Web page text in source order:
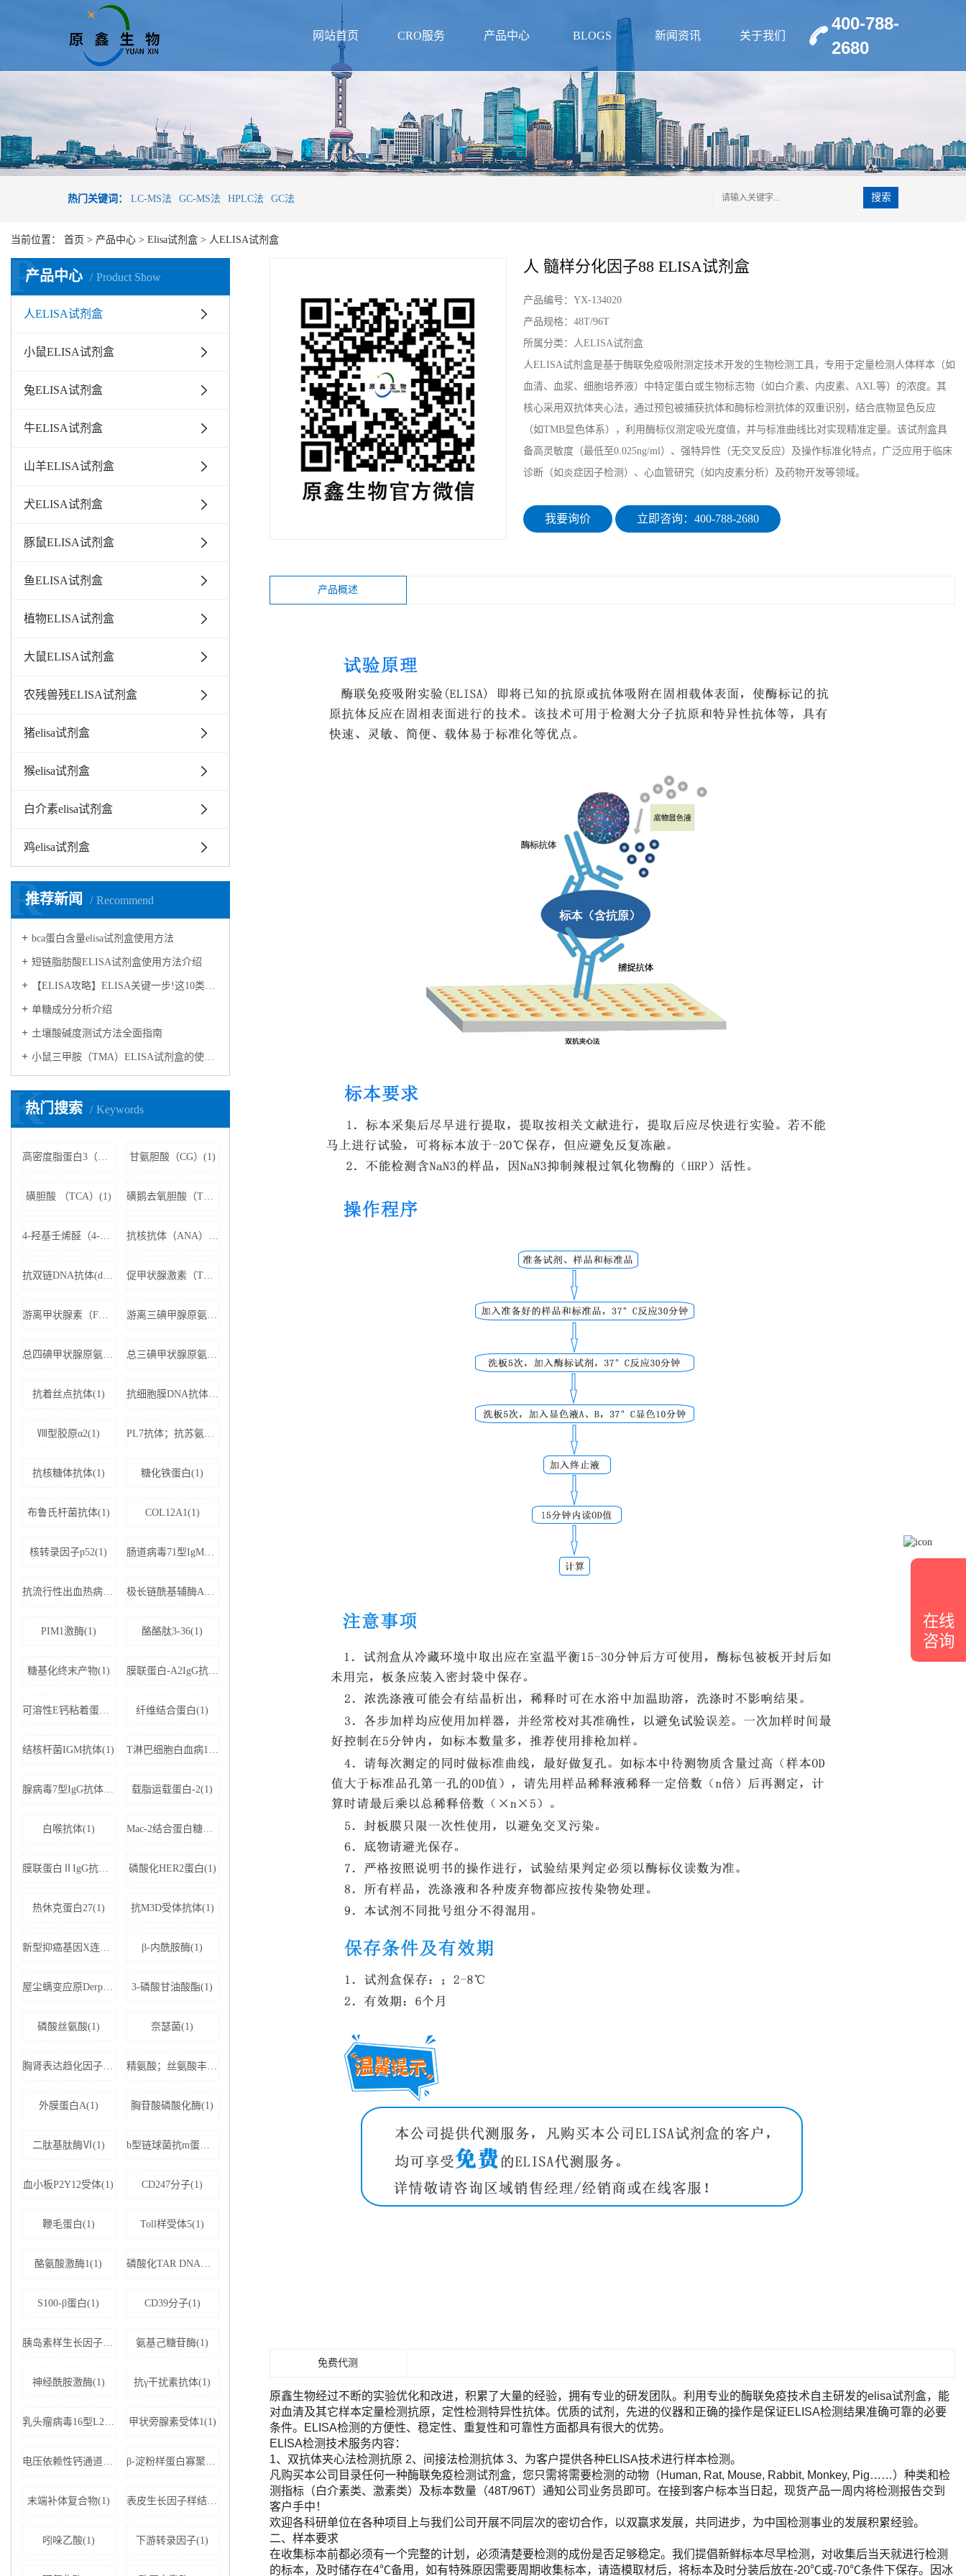
网站首页 CRO服务 产品中心 BLOGS 新闻资讯 关于我们
400-788-
2680
热门关键词： LC-MS法 GC-MS法 HPLC法 GC法 搜索
当前位置： 首页 > 产品中心 > Elisa试剂盒 > 人ELISA试剂盒
产品中心 Product Show
P
人ELISA试剂盒
小鼠ELISA试剂盒
兔ELISA试剂盒
牛ELISA试剂盒
山羊ELISA试剂盒
犬ELISA试剂盒
豚鼠ELISA试剂盒
鱼ELISA试剂盒
植物ELISA试剂盒
大鼠ELISA试剂盒
农残兽残ELISA试剂盒
猪elisa试剂盒
猴elisa试剂盒
白介素elisa试剂盒
鸡elisa试剂盒
推荐新闻 Recommend
R
bca蛋白含量elisa试剂盒使用方法
短链脂肪酸ELISA试剂盒使用方法介绍
【ELISA攻略】ELISA关键一步!这10类样品要如何处理?
​单糖成分分析介绍
​土壤酸碱度测试方法全面指南
小鼠三甲胺（TMA）ELISA试剂盒的使用方法
热门搜索 Keywords
K
高密度脂蛋白3（HDL3）(1) 甘氨胆酸（CG）(1)
磺胆酸 （TCA）(1) 磺鹅去氧胆酸（TCDCA）(1)
4-羟基壬烯醛（4-HNE）(1) 抗核抗体（ANA）(1)
抗双链DNA抗体(dsDNA)(1) 促甲状腺激素（TSH）(1)
游离甲状腺素（FT4）(1) 游离三碘甲腺原氨酸（FT3）(1)
总四碘甲状腺原氨酸（TT4）(1) 总三碘甲状腺原氨酸（TT3)(1)
抗着丝点抗体(1) 抗细胞膜DNA抗体(1)
Ⅷ型胶原α2(1) PL7抗体；抗苏氨酰tRNA合成酶(1)
抗核糖体抗体(1) 糖化铁蛋白(1)
布鲁氏杆菌抗体(1) COL12A1(1)
核转录因子p52(1) 肠道病毒71型IgM抗体(1)
抗流行性出血热病毒IgM抗体(1) 极长链酰基辅酶A脱氢酶(1)
PIM1激酶(1) 酪酪肽3-36(1)
糖基化终末产物(1) 膜联蛋白-A2IgG抗体(1)
可溶性E钙粘着蛋白;可溶性上皮性钙黏附蛋白(1) 纤维结合蛋白(1)
结核杆菌IGM抗体(1) T淋巴细胞白血病1+2型病毒(1)
腺病毒7型IgG抗体(1) 载脂运载蛋白-2(1)
白喉抗体(1) Mac-2结合蛋白糖基化异构体(1)
膜联蛋白ⅡIgG抗体(1) 磷酸化HER2蛋白(1)
热休克蛋白27(1) 抗M3D受体抗体(1)
新型抑癌基因X连锁凋亡抑制蛋白相关因子-1(1) β-内酰胺酶(1)
屋尘螨变应原Derp1 IgE抗体(1) 3-磷酸甘油酸酯(1)
磷酸丝氨酸(1) 奈瑟菌(1)
胸肾表达趋化因子(1) 精氨酸；丝氨酸丰富剪接因子1(1)
外膜蛋白A(1) 胸苷酸磷酸化酶(1)
二肽基肽酶Ⅵ(1) b型链球菌抗m蛋白抗体(1)
血小板P2Y12受体(1) CD247分子(1)
鞭毛蛋白(1) Toll样受体5(1)
酪氨酸激酶1(1) 磷酸化TAR DNA结合蛋白43(1)
S100-β蛋白(1) CD39分子(1)
胰岛素样生长因子结合蛋白5(1) 氨基己糖苷酶(1)
神经酰胺激酶(1) 抗γ干扰素抗体(1)
乳头瘤病毒16型L2蛋白(1) 甲状旁腺素受体1(1)
电压依赖性钙通道亚基α-2D1(1) β-淀粉样蛋白寡聚体(1)
末端补体复合物(1) 表皮生长因子样结构域蛋白7(1)
吲哚乙酸(1) 下游转录因子(1)
人 髓样分化因子88 ELISA试剂盒
产品编号： YX-134020
产品规格： 48T/96T
所属分类： 人ELISA试剂盒
人ELISA试剂盒是基于酶联免疫吸附测定技术开发的生物检测工具，专用于定量检测人体样本（如
血清、血浆、细胞培养液）中特定蛋白或生物标志物（如白介素、内皮素、AXL等）的浓度。其
核心采用双抗体夹心法，通过预包被捕获抗体和酶标检测抗体的双重识别，结合底物显色反应
（如TMB显色体系），利用酶标仪测定吸光度值，并与标准曲线比对实现精准定量。该试剂盒具
备高灵敏度（最低至0.025ng/ml）、强特异性（无交叉反应）及操作标准化特点，广泛应用于临床
诊断（如炎症因子检测）、心血管研究（如内皮素分析）及药物开发等领域。
我要询价 立即咨询：400-788-2680
产品概述
免费代测
原鑫生物经过不断的实验优化和改进，积累了大量的经验，拥有专业的研发团队。利用专业的酶联免疫技术自主研发的elisa试剂盒，能
对血清及其它样本定量检测抗原，定性检测特异性抗体。优质的试剂，先进的仪器和正确的操作是保证ELISA检测结果准确可靠的必要
条件。ELISA检测的方便性、稳定性、重复性和可靠性方面都具有很大的优势。
ELISA检测技术服务内容：
1、双抗体夹心法检测抗原 2、间接法检测抗体 3、为客户提供各种ELISA技术进行样本检测。
凡购买本公司目录任何一种酶联免疫检测试剂盒，您只需将需要检测的动物（Human, Rat, Mouse, Rabbit, Monkey, Pig……）种类和检
测指标（白介素类、激素类）及标本数量（48T/96T）通知公司业务员即可。在接到客户标本当日起，现货产品一周内将检测报告交到
客户手中！
欢迎各科研单位在各种项目上与我们公司开展不同层次的密切合作，以双赢求发展，共同进步，为中国检测事业的发展积累经验。
二、样本要求
在收集标本前都必须有一个完整的计划，必须清楚要检测的成份是否足够稳定。我们提倡新鲜标本尽早检测，对收集后当天就进行检测
的标本，及时储存在4℃备用，如有特殊原因需要周期收集标本，请造模取材后，将标本及时分装后放在-20℃或-70℃条件下保存。因冰
在线
咨询